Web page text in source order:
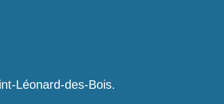
Léonard-des-Bois.